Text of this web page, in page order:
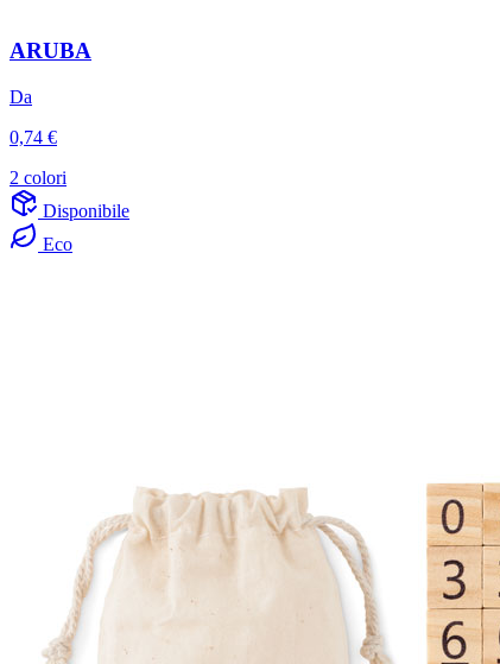
ARUBA
Da
0,74 €
2 colori
Disponibile
Eco